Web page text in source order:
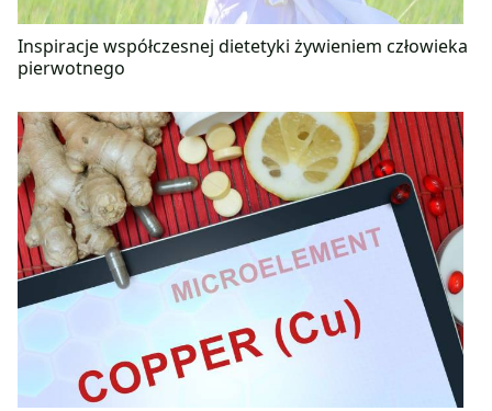
Inspiracje współczesnej dietetyki żywieniem człowieka
pierwotnego